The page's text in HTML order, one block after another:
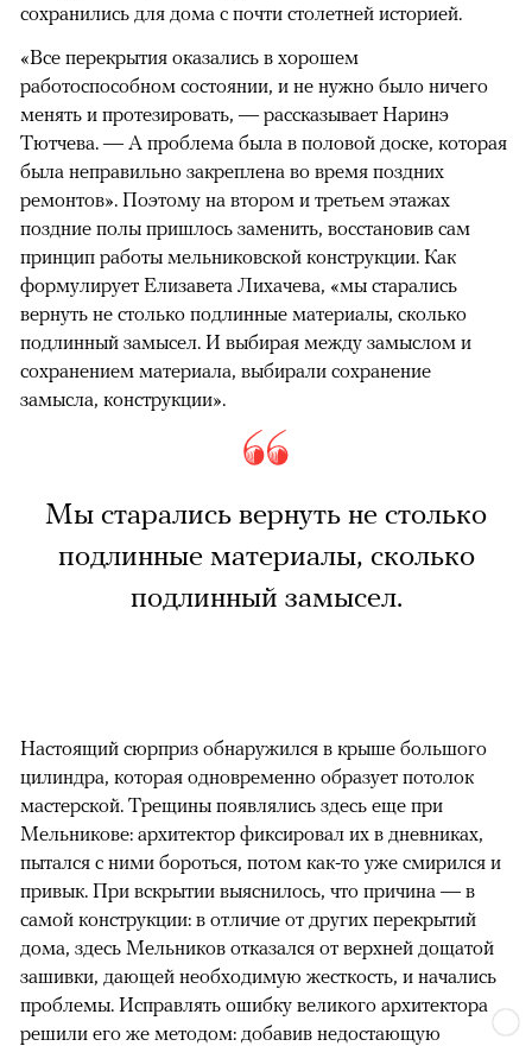
сохранились для дома с почти столетней историей.
«Все перекрытия оказались в хорошем
работоспособном состоянии, и не нужно было ничего
менять и протезировать, — рассказывает Наринэ
Тютчева. — А проблема была в половой доске, которая
была неправильно закреплена во время поздних
ремонтов». Поэтому на втором и третьем этажах
поздние полы пришлось заменить, восстановив сам
принцип работы мельниковской конструкции. Как
формулирует Елизавета Лихачева, «мы старались
вернуть не столько подлинные материалы, сколько
подлинный замысел. И выбирая между замыслом и
сохранением материала, выбирали сохранение
замысла, конструкции».
Мы старались вернуть не столько
подлинные материалы, сколько
подлинный замысел.
Настоящий сюрприз обнаружился в крыше большого
цилиндра, которая одновременно образует потолок
мастерской. Трещины появлялись здесь еще при
Мельникове: архитектор фиксировал их в дневниках,
пытался с ними бороться, потом как-то уже смирился и
привык. При вскрытии выяснилось, что причина — в
самой конструкции: в отличие от других перекрытий
дома, здесь Мельников отказался от верхней дощатой
зашивки, дающей необходимую жесткость, и начались
проблемы. Исправлять ошибку великого архитектора
решили его же методом: добавив недостающую